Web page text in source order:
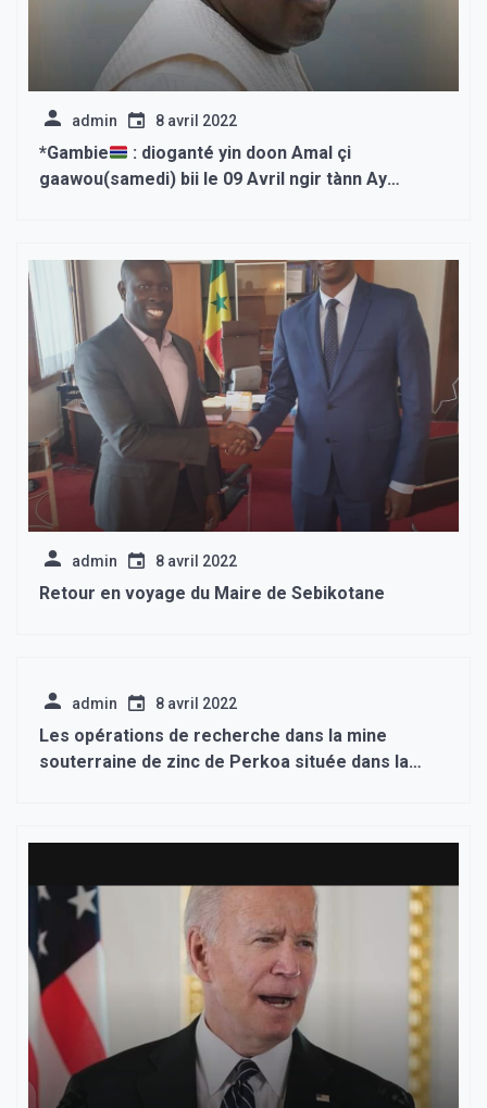
admin 8 avril 2022
*Gambie
: dioganté yin doon Amal çi
gaawou(samedi) bii le 09 Avril ngir tànn Ay
la majorité »
admin 8 avril 2022
Retour en voyage du Maire de Sebikotane
admin 8 avril 2022
Les opérations de recherche dans la mine
souterraine de zinc de Perkoa située dans la
deux autres corps sans vie,